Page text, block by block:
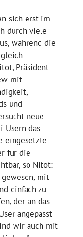
sich erst im
durch viele
während die
Präsident
mit
und
neue
Usern das
eingesetzte
für die
so Nitot:
mit
einfach zu
der an das
angepasst
wir auch mit